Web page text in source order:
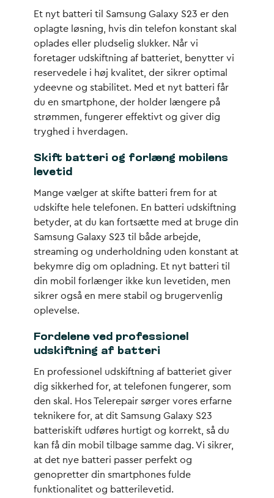
Et nyt batteri til Samsung Galaxy S23 er den
oplagte løsning, hvis din telefon konstant skal
oplades eller pludselig slukker. Når vi
foretager udskiftning af batteriet, benytter vi
reservedele i høj kvalitet, der sikrer optimal
ydeevne og stabilitet. Med et nyt batteri får
du en smartphone, der holder længere på
strømmen, fungerer effektivt og giver dig
tryghed i hverdagen.
Skift batteri og forlæng mobilens
levetid
Mange vælger at skifte batteri frem for at
udskifte hele telefonen. En batteri udskiftning
betyder, at du kan fortsætte med at bruge din
Samsung Galaxy S23 til både arbejde,
streaming og underholdning uden konstant at
bekymre dig om opladning. Et nyt batteri til
din mobil forlænger ikke kun levetiden, men
sikrer også en mere stabil og brugervenlig
oplevelse.
Fordelene ved professionel
udskiftning af batteri
En professionel udskiftning af batteriet giver
dig sikkerhed for, at telefonen fungerer, som
den skal. Hos Telerepair sørger vores erfarne
teknikere for, at dit Samsung Galaxy S23
batteriskift udføres hurtigt og korrekt, så du
kan få din mobil tilbage samme dag. Vi sikrer,
at det nye batteri passer perfekt og
genopretter din smartphones fulde
funktionalitet og batterilevetid.